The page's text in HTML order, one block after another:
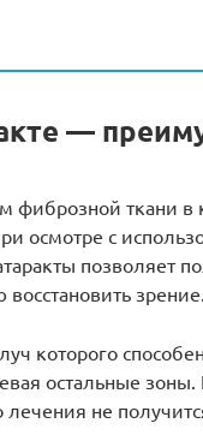
—
фиброзной ткани в
осмотре с
позволяет
зрение.
которого
остальные зоны.
не